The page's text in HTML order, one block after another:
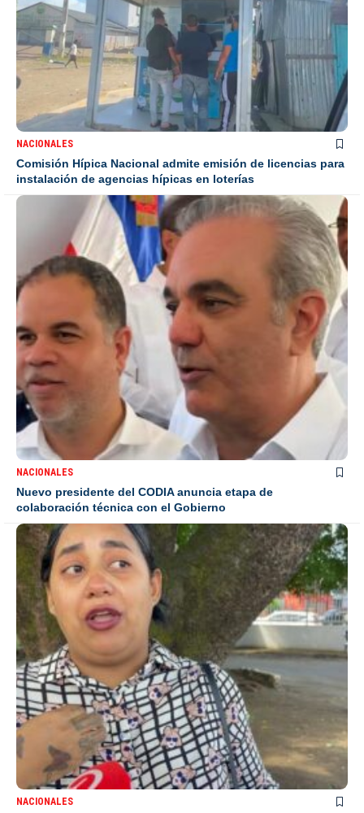
NACIONALES
Comisión Hípica Nacional admite emisión de licencias para
instalación de agencias hípicas en loterías
NACIONALES
Nuevo presidente del CODIA anuncia etapa de
colaboración técnica con el Gobierno
NACIONALES